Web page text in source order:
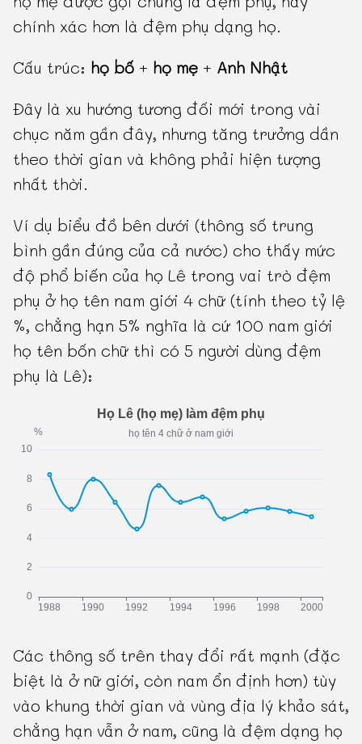
chính xác hơn là đệm phụ dạng họ.
Cấu trúc: họ bố + họ mẹ + Anh Nhật
Đây là xu hướng tương đối mới trong vài
chục năm gần đây, nhưng tăng trưởng dần
theo thời gian và không phải hiện tượng
nhất thời.
Ví dụ biểu đồ bên dưới (thông số trung
bình gần đúng của cả nước) cho thấy mức
độ phổ biến của họ Lê trong vai trò đệm
phụ ở họ tên nam giới 4 chữ (tính theo tỷ lệ
%, chẳng hạn 5% nghĩa là cứ 100 nam giới
họ tên bốn chữ thì có 5 người dùng đệm
phụ là Lê):
Các thông số trên thay đổi rất mạnh (đặc
biệt là ở nữ giới, còn nam ổn định hơn) tùy
vào khung thời gian và vùng địa lý khảo sát,
chẳng hạn vẫn ở nam, cũng là đệm dạng họ